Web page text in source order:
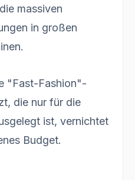
massiven
in großen
"Fast-Fashion"-
die nur für die
ist, vernichtet
Budget.